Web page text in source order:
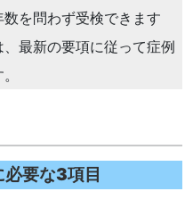
を問わず受検できます
最新の要項に従って症例
要な3項目